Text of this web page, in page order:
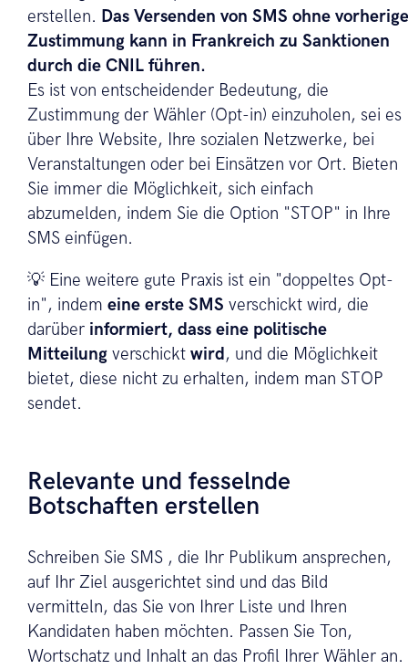
erstellen. Das Versenden von SMS ohne vorherige
Zustimmung kann in Frankreich zu Sanktionen
durch die CNIL führen.
Es ist von entscheidender Bedeutung, die
Zustimmung der Wähler (Opt-in) einzuholen, sei es
über Ihre Website, Ihre sozialen Netzwerke, bei
Veranstaltungen oder bei Einsätzen vor Ort. Bieten
Sie immer die Möglichkeit, sich einfach
abzumelden, indem Sie die Option "STOP" in Ihre
SMS einfügen.
💡 Eine weitere gute Praxis ist ein "doppeltes Opt-
in", indem eine erste SMS verschickt wird, die
darüber informiert, dass eine politische
Mitteilung verschickt wird, und die Möglichkeit
bietet, diese nicht zu erhalten, indem man STOP
sendet.
Relevante und fesselnde
Botschaften erstellen
Schreiben Sie SMS , die Ihr Publikum ansprechen,
auf Ihr Ziel ausgerichtet sind und das Bild
vermitteln, das Sie von Ihrer Liste und Ihren
Kandidaten haben möchten. Passen Sie Ton,
Wortschatz und Inhalt an das Profil Ihrer Wähler an.